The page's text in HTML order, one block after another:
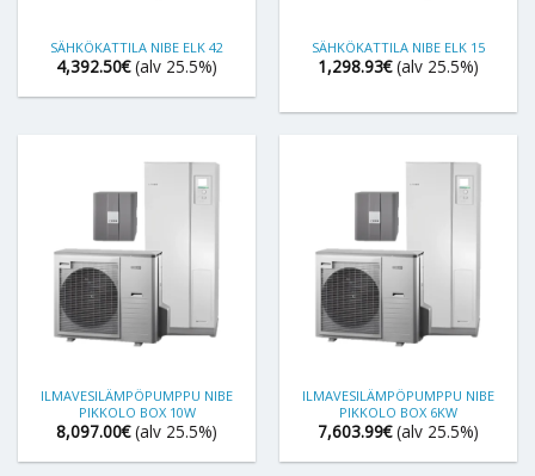
SÄHKÖKATTILA NIBE ELK 42
4,392.50€ (alv 25.5%)
SÄHKÖKATTILA NIBE ELK 15
1,298.93€ (alv 25.5%)
ILMAVESILÄMPÖPUMPPU NIBE
PIKKOLO BOX 10W
8,097.00€ (alv 25.5%)
ILMAVESILÄMPÖPUMPPU NIBE
PIKKOLO BOX 6KW
7,603.99€ (alv 25.5%)